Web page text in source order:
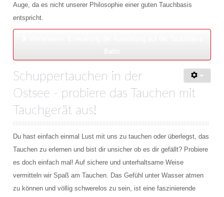
Auge, da es nicht unserer Philosophie einer guten Tauchbasis
entspricht.
Schuppertauchen in der
Ostsee - probiere das Tauchen mit
Tauchgerät aus!
Du hast einfach einmal Lust mit uns zu tauchen oder überlegst, das
Tauchen zu erlernen und bist dir unsicher ob es dir gefällt? Probiere
es doch einfach mal! Auf sichere und unterhaltsame Weise
vermitteln wir Spaß am Tauchen. Das Gefühl unter Wasser atmen
zu können und völlig schwerelos zu sein, ist eine faszinierende